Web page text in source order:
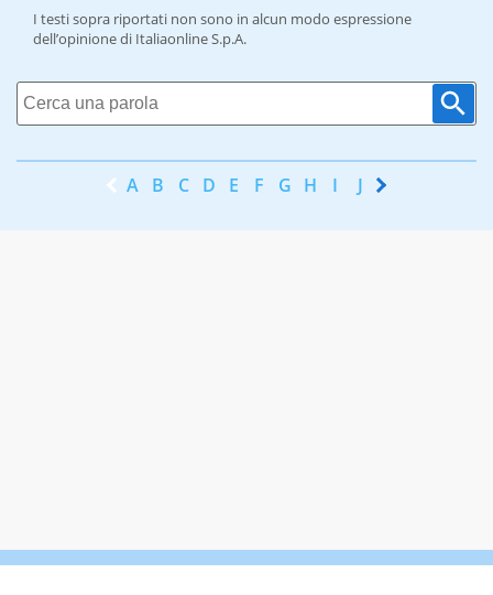
I testi sopra riportati non sono in alcun modo espressione
dell’opinione di Italiaonline S.p.A.
A B C D E F G H I J K